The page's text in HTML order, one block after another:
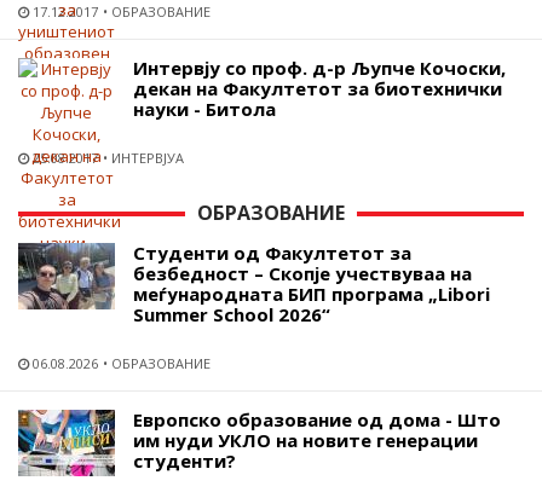
17.12.2017 ОБРАЗОВАНИЕ
Интервју со проф. д-р Љупче Кочоски,
декан на Факултетот за биотехнички
науки - Битола
25.08.2017 ИНТЕРВЈУА
ОБРАЗОВАНИЕ
Студенти од Факултетот за
безбедност – Скопје учествуваа на
меѓународната БИП програма „Libori
Summer School 2026“
06.08.2026 ОБРАЗОВАНИЕ
Европско образование од дома - Што
им нуди УКЛО на новите генерации
студенти?